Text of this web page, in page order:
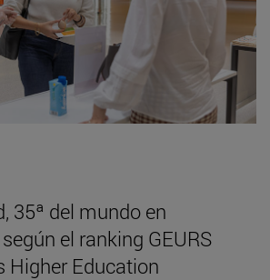
35ª del mundo en
el ranking GEURS
Higher Education